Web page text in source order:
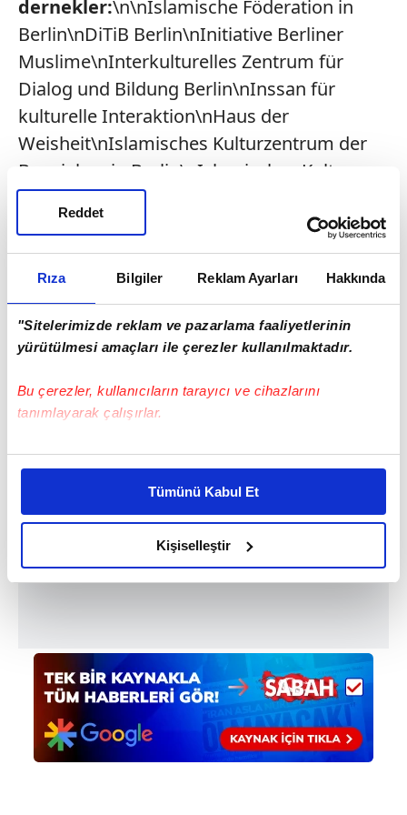
Rıza Bilgiler Reklam Ayarları Hakkında
"Sitelerimizde reklam ve pazarlama faaliyetlerinin
yürütülmesi amaçları ile çerezler kullanılmaktadır.
Bu çerezler, kullanıcıların tarayıcı ve cihazlarını
tanımlayarak çalışırlar.
Bu çerezlere izin vermeniz halinde sizlere özel
daha iyi reklam deneyimi yaşatabiliriz. Bunu yaparken
amacımızın size daha iyi bir reklam deneyimi sunmak
olduğunu ve sizlere en iyi içerikleri sunabilmek adına
elimizden gelen çabayı gösterdiğimizi ve bu noktada,
reklamların maliyetlerimizi karşılamak noktasında tek gelir
Her halükârda, kullanıcılar, bu çerezlere izin vermedikleri
takdirde, kullanıcılara hedefli reklamlar
gösterilmeyecektir."
Sizlere daha iyi bir hizmet sunabilmek için İnternet
Sitemizde kendimize ve üçüncü kişilere ait çerezler
Tümünü Kabul Et
Kişiselleştir
Reddet
dernekler:\n\nIslamische Föderation in
Berlin\nDiTiB Berlin\nInitiative Berliner
Muslime\nInterkulturelles Zentrum für
Dialog und Bildung Berlin\nInssan für
kulturelle Interaktion\nHaus der
Weisheit\nIslamisches Kulturzentrum der
Bosniaken in Berlin\nIslamisches Kultur-
und Erziehungszentrum
Berlin\nDeutschsprachiger Muslimkreis
Berlin\nVerein für Integrations- und
Jugendhilfe
„Lichtjugend“\nArbeitsgemeinschaft
Muslimische
Gefängnisseelsorge\n\n
/ BERLİN